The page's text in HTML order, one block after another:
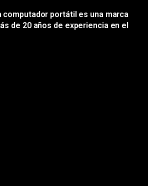
computador portátil es una marca
de 20 años de experiencia en el